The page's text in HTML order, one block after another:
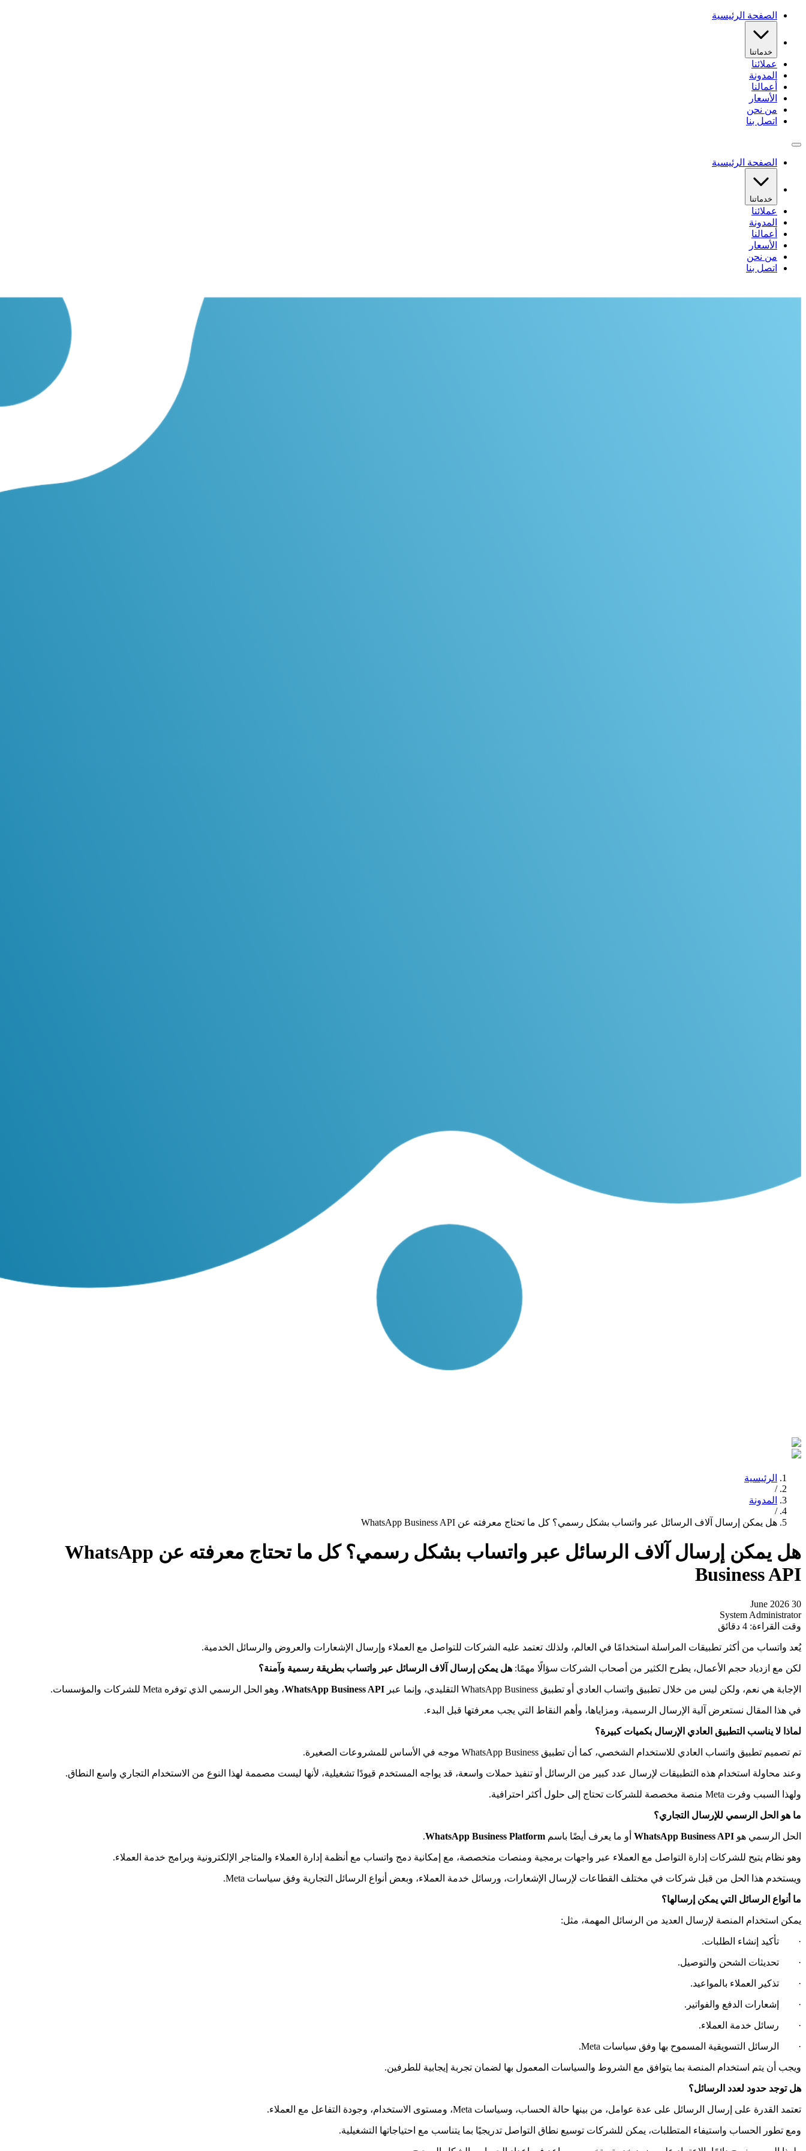
الصفحة الرئيسية
خدماتنا
عملائنا
المدونة
أعمالنا
الأسعار
من نحن
اتصل بنا
الصفحة الرئيسية
خدماتنا
عملائنا
المدونة
أعمالنا
الأسعار
من نحن
اتصل بنا
الرئيسية
/
المدونة
/
هل يمكن إرسال آلاف الرسائل عبر واتساب بشكل رسمي؟ كل ما تحتاج معرفته عن WhatsApp Business API
هل يمكن إرسال آلاف الرسائل عبر واتساب بشكل رسمي؟ كل ما تحتاج معرفته عن WhatsApp
Business API
30 June 2026
System Administrator
وقت القراءة: 4 دقائق
يُعد واتساب من أكثر تطبيقات المراسلة استخدامًا في العالم، ولذلك تعتمد عليه الشركات للتواصل مع العملاء وإرسال الإشعارات والعروض والرسائل الخدمية.
لكن مع ازدياد حجم الأعمال، يطرح الكثير من أصحاب الشركات سؤالًا مهمًا: هل يمكن إرسال آلاف الرسائل عبر واتساب بطريقة رسمية وآمنة؟
الإجابة هي نعم، ولكن ليس من خلال تطبيق واتساب العادي أو تطبيق WhatsApp Business التقليدي، وإنما عبر WhatsApp Business API، وهو الحل الرسمي الذي توفره Meta للشركات والمؤسسات.
في هذا المقال نستعرض آلية الإرسال الرسمية، ومزاياها، وأهم النقاط التي يجب معرفتها قبل البدء.
لماذا لا يناسب التطبيق العادي الإرسال بكميات كبيرة؟
تم تصميم تطبيق واتساب العادي للاستخدام الشخصي، كما أن تطبيق WhatsApp Business موجه في الأساس للمشروعات الصغيرة.
وعند محاولة استخدام هذه التطبيقات لإرسال عدد كبير من الرسائل أو تنفيذ حملات واسعة، قد يواجه المستخدم قيودًا تشغيلية، لأنها ليست مصممة لهذا النوع من الاستخدام التجاري واسع النطاق.
ولهذا السبب وفرت Meta منصة مخصصة للشركات تحتاج إلى حلول أكثر احترافية.
ما هو الحل الرسمي للإرسال التجاري؟
الحل الرسمي هو WhatsApp Business API أو ما يعرف أيضًا باسم WhatsApp Business Platform
.
وهو نظام يتيح للشركات إدارة التواصل مع العملاء عبر واجهات برمجية ومنصات متخصصة، مع إمكانية دمج واتساب مع أنظمة إدارة العملاء والمتاجر الإلكترونية وبرامج خدمة العملاء.
ويستخدم هذا الحل من قبل شركات في مختلف القطاعات لإرسال الإشعارات، ورسائل خدمة العملاء، وبعض أنواع الرسائل التجارية وفق سياسات Meta.
ما أنواع الرسائل التي يمكن إرسالها؟
يمكن استخدام المنصة لإرسال العديد من الرسائل المهمة، مثل:
· تأكيد إنشاء الطلبات.
· تحديثات الشحن والتوصيل.
· تذكير العملاء بالمواعيد.
· إشعارات الدفع والفواتير.
· رسائل خدمة العملاء.
· الرسائل التسويقية المسموح بها وفق سياسات Meta.
ويجب أن يتم استخدام المنصة بما يتوافق مع الشروط والسياسات المعمول بها لضمان تجربة إيجابية للطرفين.
هل توجد حدود لعدد الرسائل؟
تعتمد القدرة على إرسال الرسائل على عدة عوامل، من بينها حالة الحساب، وسياسات Meta، ومستوى الاستخدام، وجودة التفاعل مع العملاء.
ومع تطور الحساب واستيفاء المتطلبات، يمكن للشركات توسيع نطاق التواصل تدريجيًا بما يتناسب مع احتياجاتها التشغيلية.